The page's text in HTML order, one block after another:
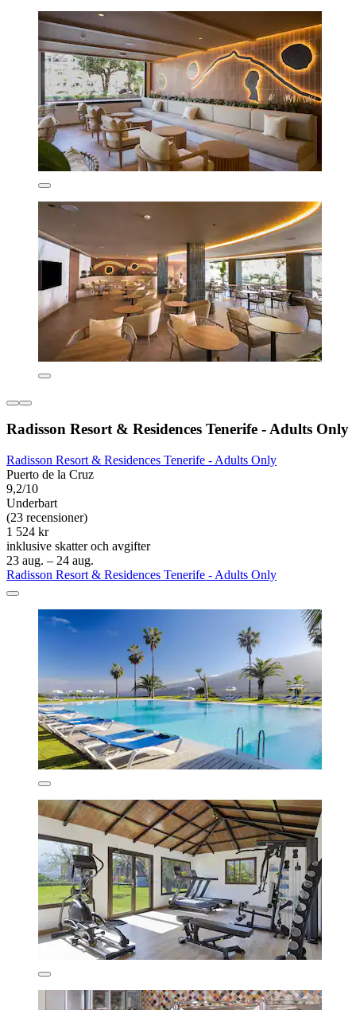
Radisson Resort & Residences Tenerife - Adults Only
Radisson Resort & Residences Tenerife - Adults Only
Puerto de la Cruz
9,2/10
Underbart
(23 recensioner)
1 524 kr
inklusive skatter och avgifter
23 aug. – 24 aug.
Radisson Resort & Residences Tenerife - Adults Only